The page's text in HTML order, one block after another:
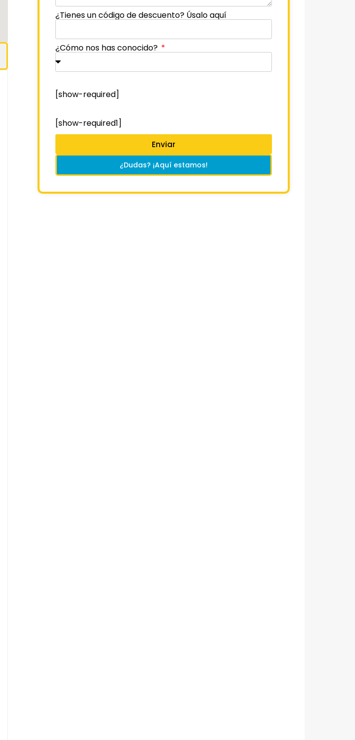
¿Tienes un código de descuento? Úsalo aquí
¿Cómo nos has conocido?
[show-required]
[show-required1]
Enviar
¿Dudas? ¡Aquí estamos!